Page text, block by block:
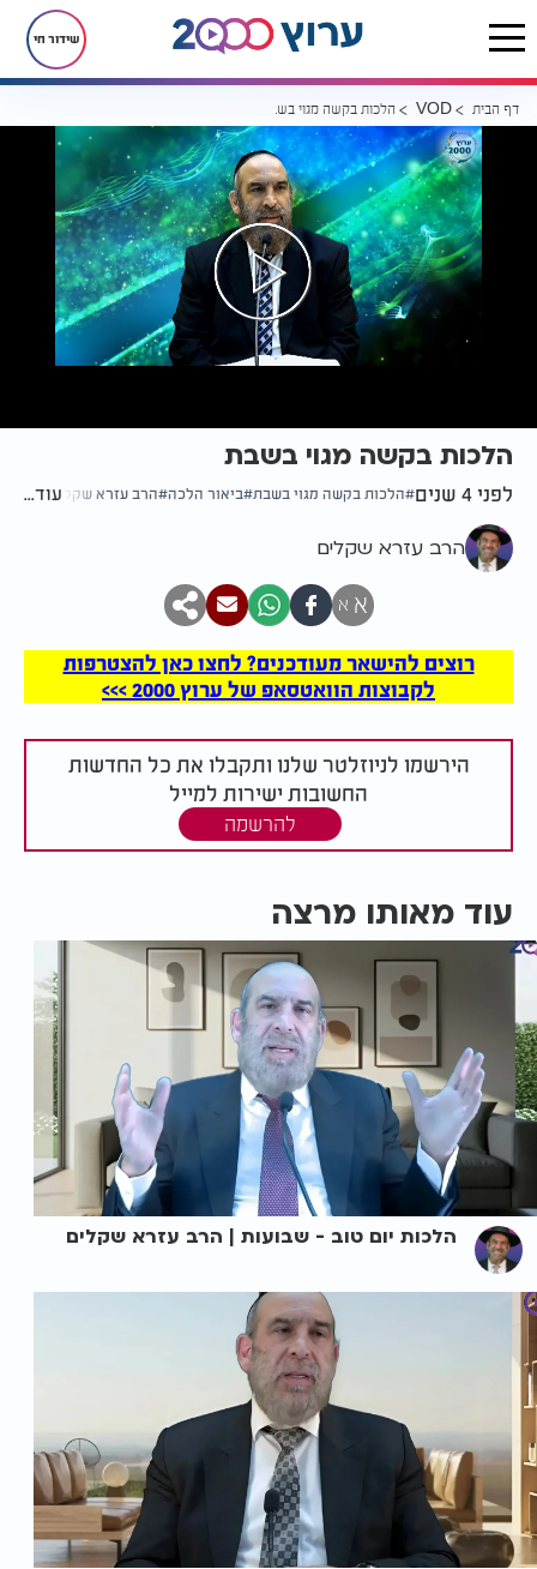
שידור חי
דף הבית VOD הלכות בקשה מגוי בשבת
הלכות בקשה מגוי בשבת
לפני 4 שנים הלכות בקשה מגוי בשבת ביאור הלכה הרב עזרא שקליםעוד...
הרב עזרא שקלים
א א
רוצים להישאר מעודכנים? לחצו כאן להצטרפות
לקבוצות הוואטסאפ של ערוץ 2000 >>>
הירשמו לניוזלטר שלנו ותקבלו את כל החדשות
החשובות ישירות למייל
להרשמה
עוד מאותו מרצה
הלכות יום טוב - שבועות | הרב עזרא שקלים